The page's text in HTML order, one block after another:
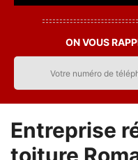
ON VOUS
Entreprise